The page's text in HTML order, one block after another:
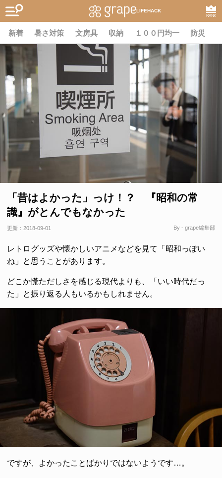
LIFEHACK
RANK
新着 暑さ対策 文房具 収納 １００円均一 防災
「昔はよかった」っけ！？ 『昭和の常
識』がとんでもなかった
更新： 2018-09-01 By - grape編集部
レトログッズや懐かしいアニメなどを見て「昭和っぽい
ね」と思うことがあります。
どこか慌ただしさを感じる現代よりも、「いい時代だっ
た」と振り返る人もいるかもしれません。
ですが、よかったことばかりではないようです…。